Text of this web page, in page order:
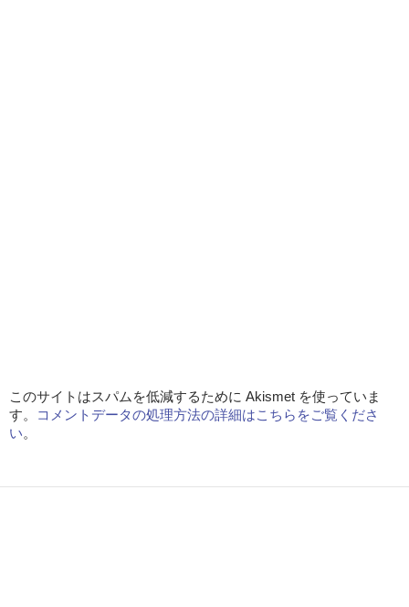
このサイトはスパムを低減するために Akismet を使っていま
す。
コメントデータの処理方法の詳細はこちらをご覧くださ
い。